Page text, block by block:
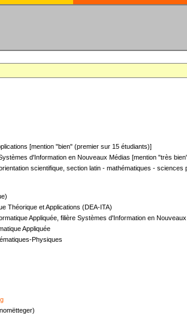
[mention "bien" (premier sur 15 étudiants)]
d'Information en Nouveaux Médias [mention "très
scientifique, section latin - mathématiques -
Théorique et Applications (DEA-ITA)
Appliquée, filière Systèmes d'Information en
Appliquée
Physiques